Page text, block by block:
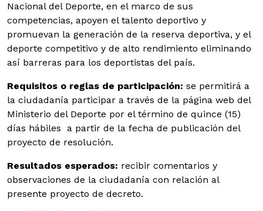
Nacional del Deporte, en el marco de sus
competencias, apoyen el talento deportivo y
promuevan la generación de la reserva deportiva, y el
deporte competitivo y de alto rendimiento eliminando
así barreras para los deportistas del país.
Requisitos o reglas de participación: se permitirá a
la ciudadanía participar a través de la página web del
Ministerio del Deporte por el término de quince (15)
días hábiles a partir de la fecha de publicación del
proyecto de resolución.
Resultados esperados: recibir comentarios y
observaciones de la ciudadanía con relación al
presente proyecto de decreto.